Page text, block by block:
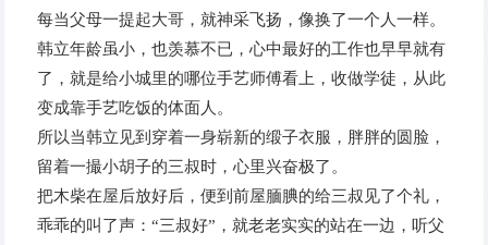
每当父母一提起大哥，就神采飞扬，像换了一个人一样。
韩立年龄虽小，也羡慕不已，心中最好的工作也早早就有
了，就是给小城里的哪位手艺师傅看上，收做学徒，从此
变成靠手艺吃饭的体面人。
所以当韩立见到穿着一身崭新的缎子衣服，胖胖的圆脸，
留着一撮小胡子的三叔时，心里兴奋极了。
把木柴在屋后放好后，便到前屋腼腆的给三叔见了个礼，
乖乖的叫了声：“三叔好”，就老老实实的站在一边，听父